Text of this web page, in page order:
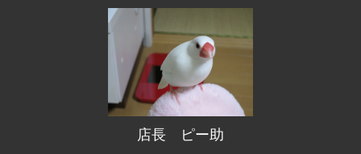
店長 ピー助